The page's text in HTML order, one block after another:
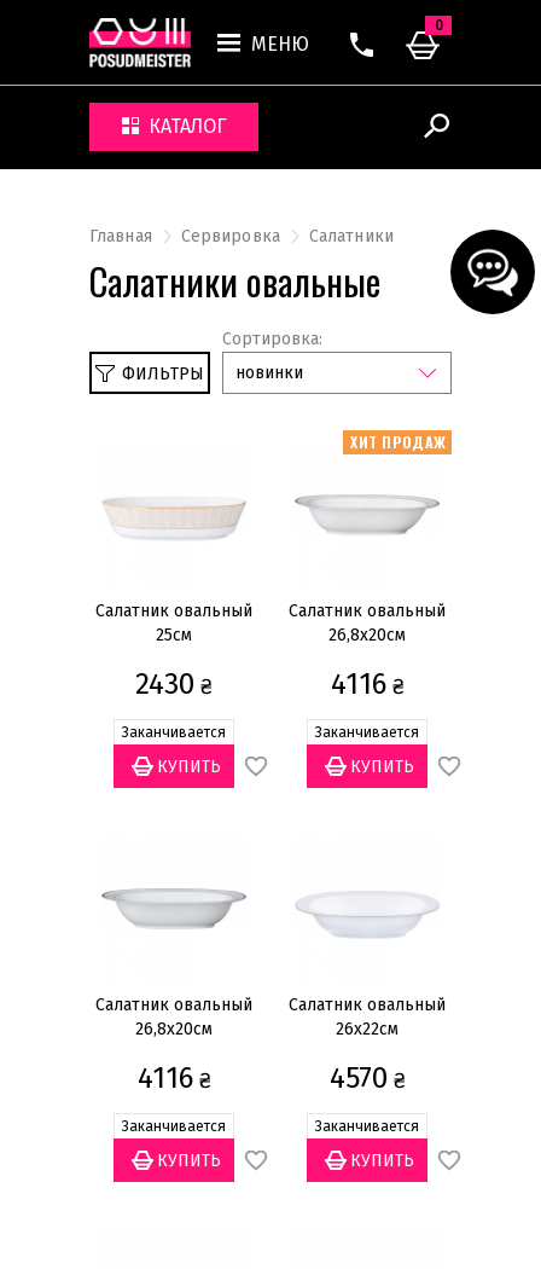
МЕНЮ
КАТАЛОГ
0
Главная Сервировка Салатники
Салатники овальные
Сортировка:
новинки
ФИЛЬТРЫ
Коврики
Наборы посуды
Столовые приборы
Тарелки
Блюда
Тарелки для закусок
Тарелки для пасты и сыра
Показать всё
— грн
Статус товара
Есть в наличии (5)
Салатник овальный
25см
2430 ₴
Заканчивается
ХИТ ПРОДАЖ
Салатник овальный
26,8x20см
4116₴
Заканчивается
Салатник овальный
26,8x20см
4116₴
Заканчивается
Салатник овальный
26x22см
4570 ₴
Заканчивается